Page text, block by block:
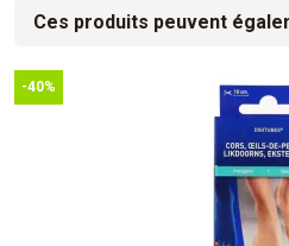
Ces produits peuvent
-40%